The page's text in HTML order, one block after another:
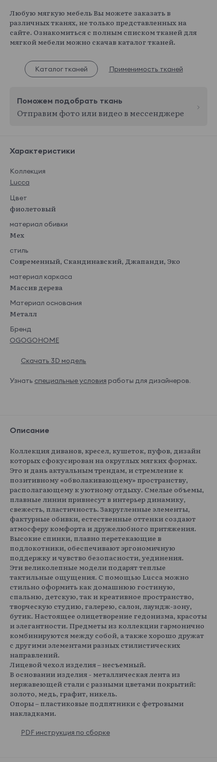
Любую мягкую мебель Вы можете заказать в
различных тканях, не только представленных на
сайте. Ознакомиться с полным списком тканей для
мягкой мебели можно скачав каталог тканей.
Каталог тканей Применимость тканей
Поможем подобрать ткань
Отправим фото или видео в мессенджере
Характеристики
Коллекция
Lucca
Цвет
фиолетовый
материал обивки
Мех
стиль
Современный, Скандинавский, Джапанди, Эко
материал каркаса
Массив дерева
Материал основания
Металл
Бренд
OGOGOHOME
Скачать 3D модель
Узнать специальные условия работы для дизайнеров.
Описание
Коллекция диванов, кресел, кушеток, пуфов, дизайн
которых сфокусирован на округлых мягких формах.
Это и дань актуальным трендам, и стремление к
позитивному «обволакивающему» пространству,
располагающему к уютному отдыху. Смелые объемы,
плавные линии привнесут в интерьер динамику,
свежесть, пластичность. Закругленные элементы,
фактурные обивки, естественные оттенки создают
атмосферу комфорта и дружелюбного притяжения.
Высокие спинки, плавно перетекающие в
подлокотники, обеспечивают эргономичную
поддержку и чувство безопасности, уединения.
Эти великолепные модели подарят теплые
тактильные ощущения. С помощью Lucca можно
стильно оформить как домашнюю гостиную,
спальню, детскую, так и креативное пространство,
творческую студию, галерею, салон, лаундж-зону,
бутик. Настоящее олицетворение гедонизма, красоты
и элегантности. Предметы из коллекции гармонично
комбинируются между собой, а также хорошо дружат
с другими элементами разных стилистических
направлений.
Лицевой чехол изделия – несъемный.
В основании изделия - металлическая лента из
нержавеющей стали с разными цветами покрытий:
золото, медь, графит, никель.
Опоры – пластиковые подпятники с фетровыми
накладками.
PDF инструкция по сборке